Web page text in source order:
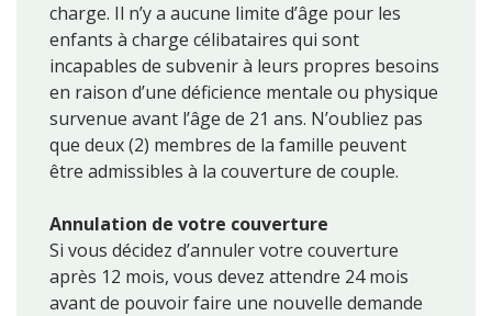
charge. Il n’y a aucune limite d’âge pour les
enfants à charge célibataires qui sont
incapables de subvenir à leurs propres besoins
en raison d’une déficience mentale ou physique
survenue avant l’âge de 21 ans. N’oubliez pas
que deux (2) membres de la famille peuvent
être admissibles à la couverture de couple.
Annulation de votre couverture
Si vous décidez d’annuler votre couverture
après 12 mois, vous devez attendre 24 mois
avant de pouvoir faire une nouvelle demande